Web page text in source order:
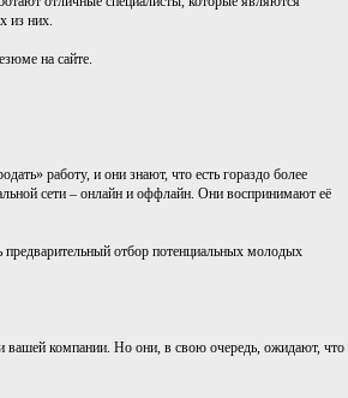
из них.
на сайте.
работу, и они знают, что есть гораздо более
сети – онлайн и оффлайн. Они воспринимают её
отбор потенциальных молодых
вашей компании. Но они, в свою очередь, ожидают, что